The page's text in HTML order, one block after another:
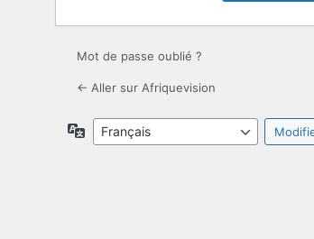
Mot de passe oublié ?
← Aller sur Afriquevision
Langue